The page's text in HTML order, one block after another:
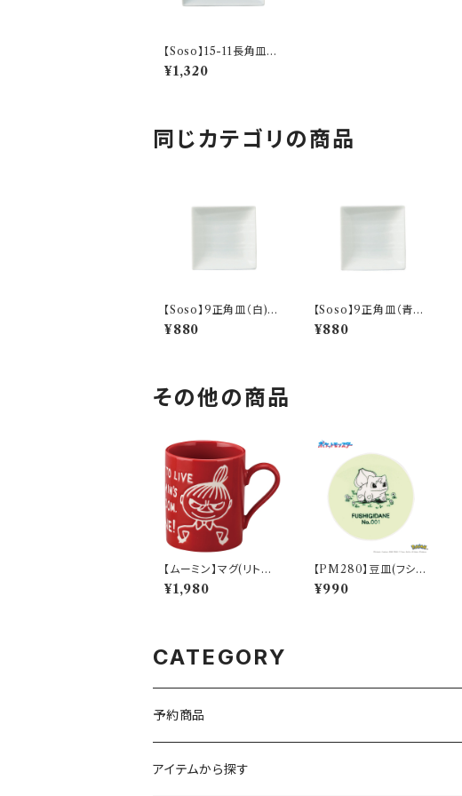
【Soso】15-11長角皿
（薄墨) O-P33203
¥1,320
同じカテゴリの商品
【Soso】9正角皿（白)
O-P31501
¥880
【Soso】9正角皿（青白)
O-P31502
¥880
その他の商品
【ムーミン】マグ(リトルミ
ィ）【MM9000】MM9
002-11
¥1,980
【PM280】豆皿(フシギ
ダネ)【Daily Sketch】P
M281-333
¥990
CATEGORY
予約商品
アイテムから探す